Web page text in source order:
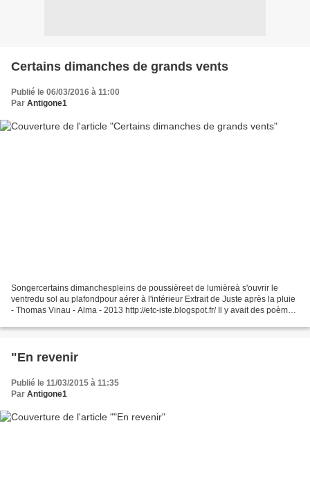
Certains dimanches de grands vents
Publié le 06/03/2016 à 11:00
Par Antigone1
Songercertains dimanchespleins de poussièreet de lumièreà s'ouvrir le
ventredu sol au plafondpour aérer à l'intérieur Extrait de Juste après la pluie
- Thomas Vinau - Alma - 2013 http://etc-iste.blogspot.fr/ Il y avait des poèmes
"En revenir
Publié le 11/03/2015 à 11:35
Par Antigone1